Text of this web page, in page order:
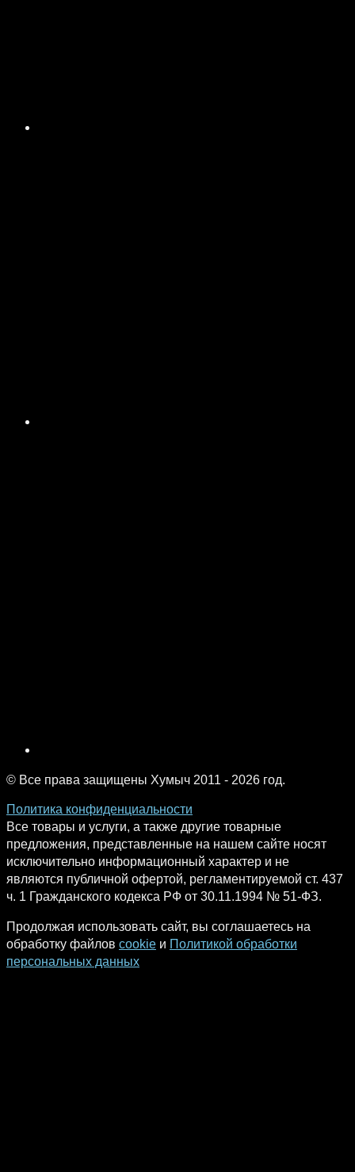
© Все права защищены Хумыч 2011 - 2026 год.
Политика конфиденциальности
Все товары и услуги, а также другие товарные
предложения, представленные на нашем сайте носят
исключительно информационный характер и не
являются публичной офертой, регламентируемой ст. 437
ч. 1 Гражданского кодекса РФ от 30.11.1994 № 51-ФЗ.
Продолжая использовать сайт, вы соглашаетесь на
обработку файлов cookie и Политикой обработки
персональных данных